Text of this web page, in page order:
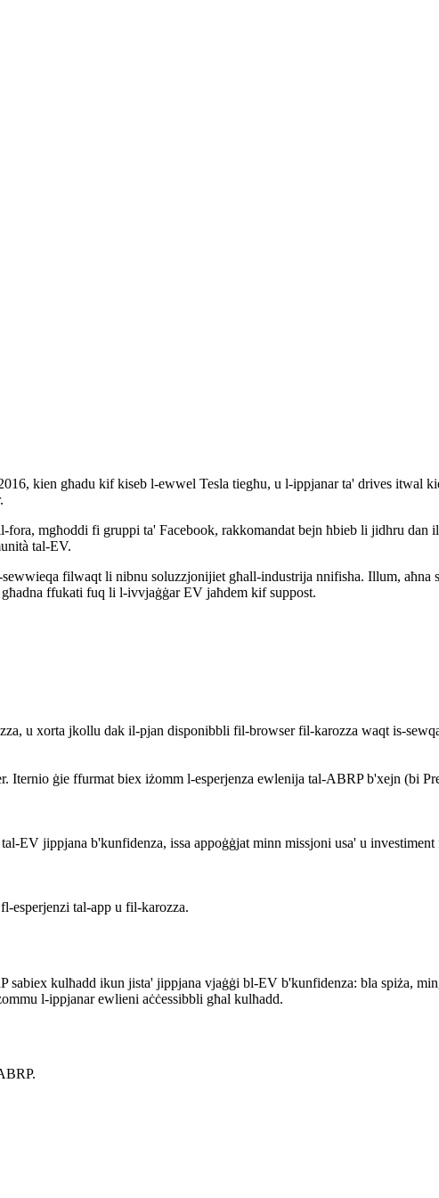
kien għadu kif kiseb l-ewwel Tesla tiegħu, u l-ippjanar ta' drives itwal
mgħoddi fi gruppi ta' Facebook, rakkomandat bejn ħbieb li jidhru dan
tal-EV.
filwaqt li nibnu soluzzjonijiet għall-industrija nnifisha. Illum, aħna
ffukati fuq li l-ivvjaġġar EV jaħdem kif suppost.
u xorta jkollu dak il-pjan disponibbli fil-browser fil-karozza waqt is-
ġie ffurmat biex iżomm l-esperjenza ewlenija tal-ABRP b'xejn (bi
EV jippjana b'kunfidenza, issa appoġġjat minn missjoni usa' u
esperjenzi tal-app u fil-karozza.
kulħadd ikun jista' jippjana vjaġġi bl-EV b'kunfidenza: bla spiża,
l-ippjanar ewlieni aċċessibbli għal kulħadd.